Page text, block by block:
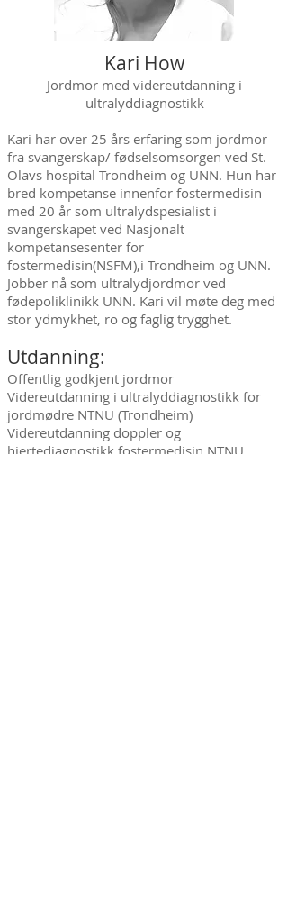
Kari How
Jordmor med videreutdanning i
ultralyddiagnostikk
Kari har over 25 års erfaring som jordmor
fra svangerskap/ fødselsomsorgen ved St.
Olavs hospital Trondheim og UNN. Hun har
bred kompetanse innenfor fostermedisin
med 20 år som ultralydspesialist i
svangerskapet ved Nasjonalt
kompetansesenter for
fostermedisin(NSFM),i Trondheim og UNN.
Jobber nå som ultralydjordmor ved
fødepoliklinikk UNN. Kari vil møte deg med
stor ydmykhet, ro og faglig trygghet.
Utdanning:
Offentlig godkjent jordmor
Videreutdanning i ultralyddiagnostikk for
jordmødre NTNU (Trondheim)
Videreutdanning doppler og
hjertediagnostikk fostermedisin NTNU